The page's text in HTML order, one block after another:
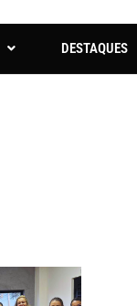
DESTAQUES